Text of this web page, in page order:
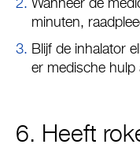
Wanneer de
minuten,
Blijf de inhalator
er medische hulp
6. Heeft